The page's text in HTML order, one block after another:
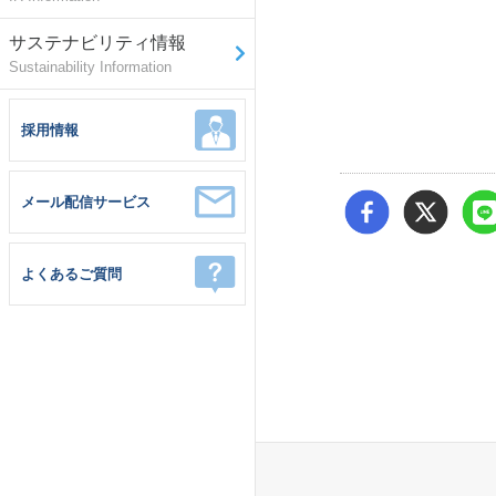
サステナビリティ情報
Sustainability Information
採用情報
メール配信サービス
よくあるご質問